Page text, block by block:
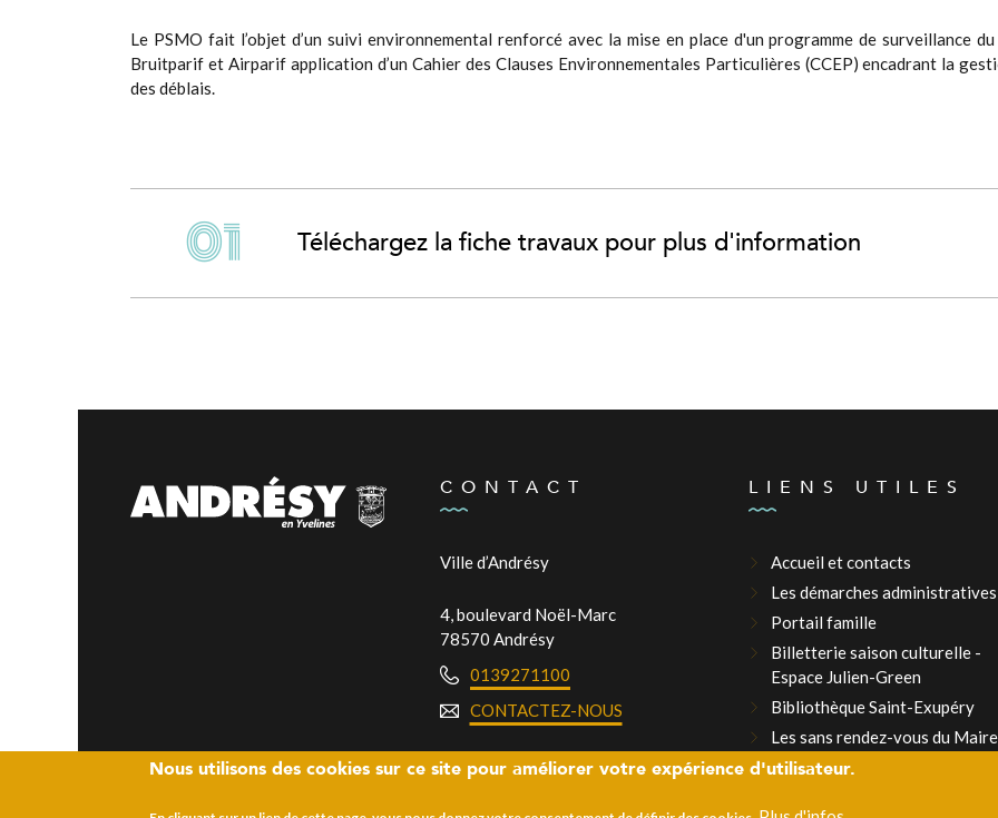
Le PSMO fait l’objet d’un suivi environnemental renforcé avec la mise en place d'un programme de surveillance
Bruitparif et Airparif application d’un Cahier des Clauses Environnementales Particulières (CCEP) encadrant la
des déblais.
Téléchargez la fiche travaux pour plus d'information
CONTACT
Ville d’Andrésy
4, boulevard Noël-Marc
78570 Andrésy
0139271100
CONTACTEZ-NOUS
LIENS UTILES
Accueil et contacts
Les démarches administratives
Portail famille
Billetterie saison culturelle -
Espace Julien-Green
Bibliothèque Saint-Exupéry
Les sans rendez-vous du Maire
La Mairie recrute
Nous utilisons des cookies sur ce site pour améliorer votre expérience d'utilisateur.